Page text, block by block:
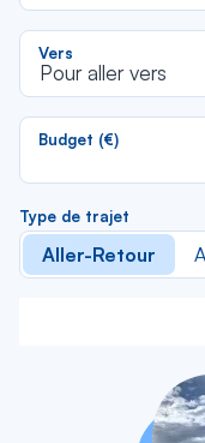
Vers
Pour aller vers
Budget (€)
Type de trajet
Aller-Retour